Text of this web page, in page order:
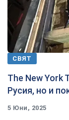
СВЯТ
The New York
Русия, но и
5 Юни, 2025